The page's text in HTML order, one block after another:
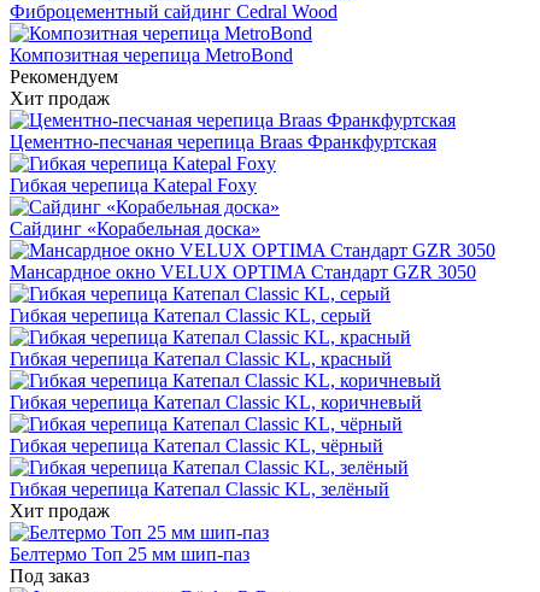
Фиброцементный сайдинг Cedral Wood
Композитная черепица MetroBond
Рекомендуем
Хит продаж
Цементно-песчаная черепица Braas Франкфуртская
Гибкая черепица Katepal Foxy
Сайдинг «Корабельная доска»
Мансардное окно VELUX OPTIMA Стандарт GZR 3050
Гибкая черепица Катепал Classic KL, серый
Гибкая черепица Катепал Classic KL, красный
Гибкая черепица Катепал Classic KL, коричневый
Гибкая черепица Катепал Classic KL, чёрный
Гибкая черепица Катепал Classic KL, зелёный
Хит продаж
Белтермо Топ 25 мм шип-паз
Под заказ